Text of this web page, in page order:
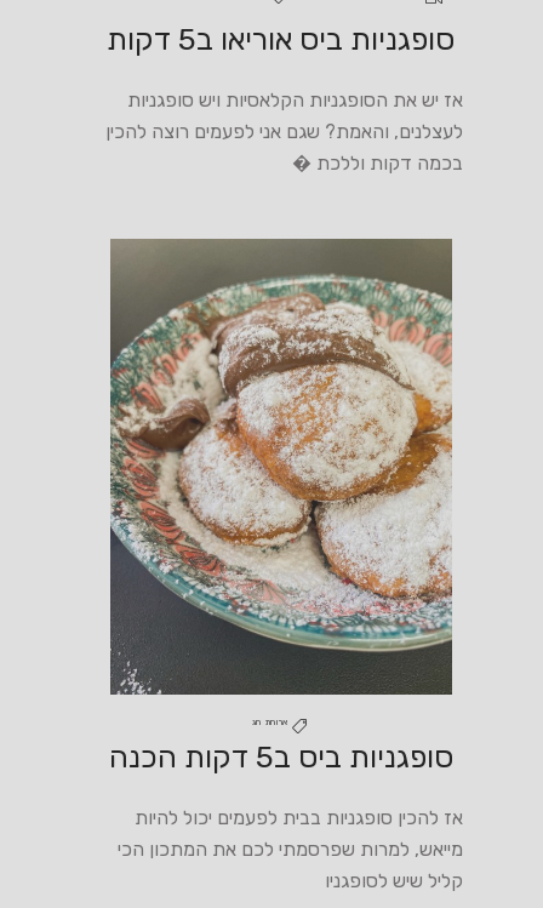
סופגניות ביס אוריאו ב5 דקות
אז יש את הסופגניות הקלאסיות ויש סופגניות
לעצלנים, והאמת? שגם אני לפעמים רוצה להכין
בכמה דקות וללכת �
ארוחת חג
סופגניות ביס ב5 דקות הכנה
אז להכין סופגניות בבית לפעמים יכול להיות
מייאש, למרות שפרסמתי לכם את המתכון הכי
קליל שיש לסופגניו